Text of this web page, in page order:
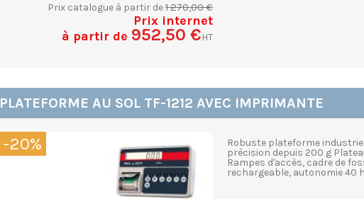
Prix catalogue à partir de1 270,00 €
Prix internet
à partir de 952,50 €HT
PLATEFORME AU SOL TF-1212 AVEC IMPRIMANTE
-20%
Robuste plateforme
précision depuis 200 g
Rampes d'accès, cadre de
rechargeable, autonomie 40